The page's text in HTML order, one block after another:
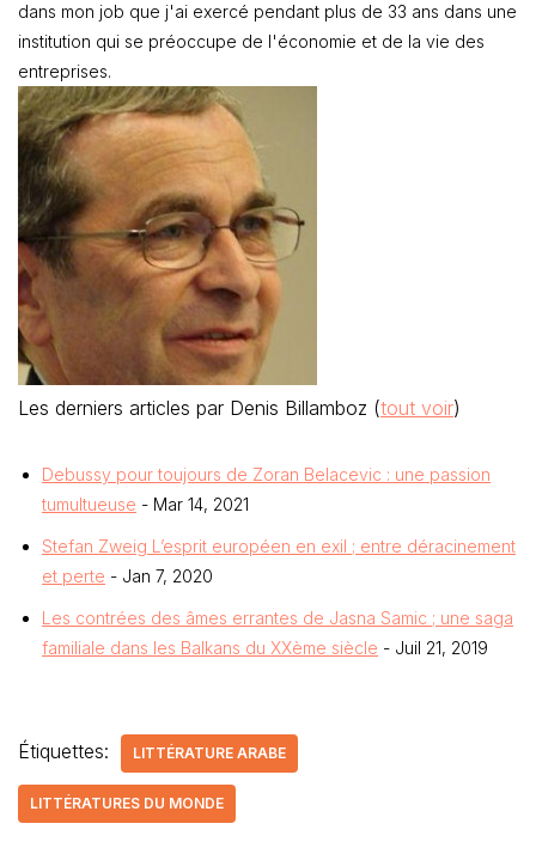
dans mon job que j'ai exercé pendant plus de 33 ans dans une
institution qui se préoccupe de l'économie et de la vie des
entreprises.
Les derniers articles par Denis Billamboz (tout voir)
Debussy pour toujours de Zoran Belacevic : une passion
tumultueuse - Mar 14, 2021
Stefan Zweig L’esprit européen en exil ; entre déracinement
et perte - Jan 7, 2020
Les contrées des âmes errantes de Jasna Samic ; une saga
familiale dans les Balkans du XXème siècle - Juil 21, 2019
Étiquettes: LITTÉRATURE ARABE
LITTÉRATURES DU MONDE